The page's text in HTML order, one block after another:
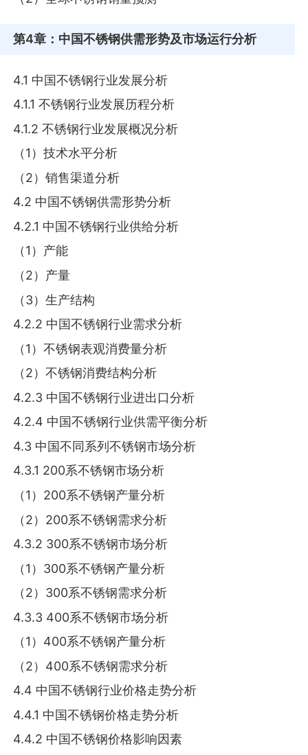
第4章 ：中国不锈钢供需形势及市场运行分析
4.1 中国不锈钢行业发展分析
4.1.1 不锈钢行业发展历程分析
4.1.2 不锈钢行业发展概况分析
（1）技术水平分析
（2）销售渠道分析
4.2 中国不锈钢供需形势分析
4.2.1 中国不锈钢行业供给分析
（1）产能
（2）产量
（3）生产结构
4.2.2 中国不锈钢行业需求分析
（1）不锈钢表观消费量分析
（2）不锈钢消费结构分析
4.2.3 中国不锈钢行业进出口分析
4.2.4 中国不锈钢行业供需平衡分析
4.3 中国不同系列不锈钢市场分析
4.3.1 200系不锈钢市场分析
（1）200系不锈钢产量分析
（2）200系不锈钢需求分析
4.3.2 300系不锈钢市场分析
（1）300系不锈钢产量分析
（2）300系不锈钢需求分析
4.3.3 400系不锈钢市场分析
（1）400系不锈钢产量分析
（2）400系不锈钢需求分析
4.4 中国不锈钢行业价格走势分析
4.4.1 中国不锈钢价格走势分析
4.4.2 中国不锈钢价格影响因素